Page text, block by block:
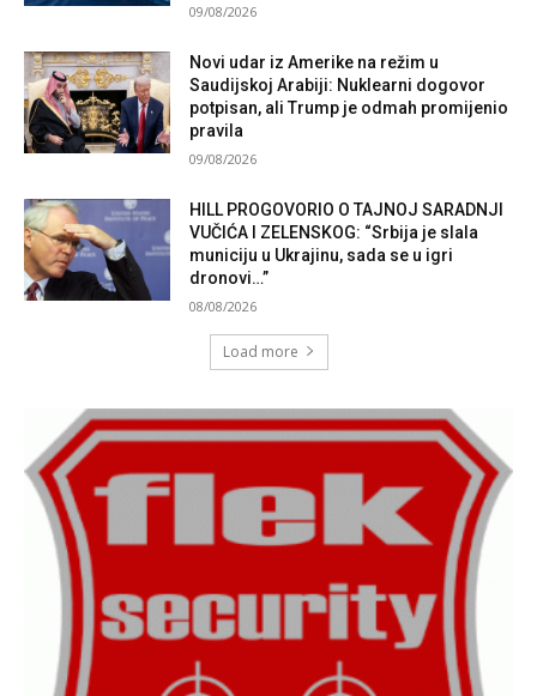
09/08/2026
Novi udar iz Amerike na režim u
Saudijskoj Arabiji: Nuklearni dogovor
potpisan, ali Trump je odmah promijenio
pravila
09/08/2026
HILL PROGOVORIO O TAJNOJ SARADNJI
VUČIĆA I ZELENSKOG: “Srbija je slala
municiju u Ukrajinu, sada se u igri
dronovi…”
08/08/2026
Load more